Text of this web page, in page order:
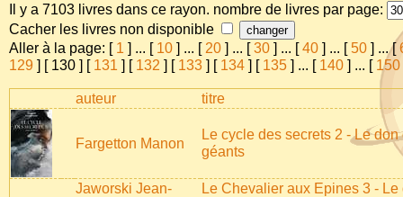
Il y a 7103 livres dans ce rayon. nombre de livres par page:
Cacher les livres non disponible
Aller à la page: [ 1 ] ... [ 10 ] ... [ 20 ] ... [30 ] ... [40 ] ... [ 50 ] ...[
129 ] [ 130 ] [ 131 ] [ 132 ] [ 133 ] [ 134 ] [ 135 ] ... [ 140 ] ... [ 150
auteur titre
Fargetton Manon
Le cycle des secrets 2 - Le don
géants
Jaworski Jean-
Le Chevalier aux Epines 3 - Le